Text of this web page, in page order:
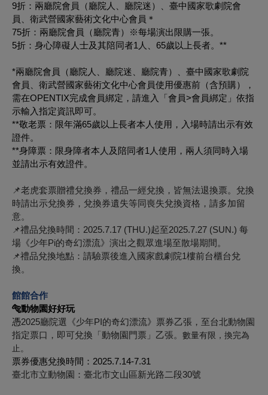
9折：兩廳院會員（廳院人、廳院迷）、臺中國家歌劇院會
員、衛武營國家藝術文化中心會員＊
75折：兩廳院會員（廳院青）
※每場演出限購一張。
5折：身心障礙人士及其陪同者1人、65歲以上長者。**
*兩廳院會員（廳院人、廳院迷、廳院青）、臺中國家歌劇院
會員、衛武營國家藝術文化中心會員使用優惠前（含預購），
需在OPENTIX完成會員綁定，請進入「會員>會員綁定」依指
示輸入指定資訊即可。
**敬老票：限年滿65歲以上長者本人使用，入場時請出示有效
證件。
**身障票：限身障者本人及陪同者1人使用，兩人須同時入場
並請出示有效證件。
📌老虎套票贈禮兌換券，禮品一經兌換，皆無法退換票。兌換
時請出示兌換券，兌換券遺失等同喪失兌換資格，請多加留
意。
📌禮品兌換時間：2025.7.17 (THU.)起至2025.7.27 (SUN.) 每
場 《少年Pi的奇幻漂流》演出之觀眾進場至散場期間。
📌禮品兌換地點：請驗票後進入國家戲劇院1樓前台櫃台兌
換。
館館合作
🐅動物園好好玩
憑2025廳院選《少年PI的奇幻漂流》票券乙張，至台北動物園
指定票口，即可兌換「動物園門票」乙張。 數量有限，換完為
止。
票券優惠兌換時間：2025.7.14-7.31
臺北市立動物園：臺北市文山區新光路二段30號